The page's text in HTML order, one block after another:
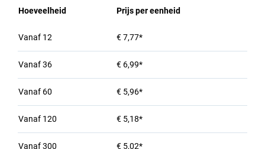
Hoeveelheid Prijs per eenheid
Vanaf 12 € 7,77*
Vanaf36 € 6,99*
Vanaf 60 € 5,96*
Vanaf 120 € 5,18*
Vanaf300 € 5,02*